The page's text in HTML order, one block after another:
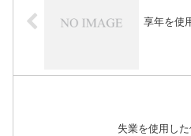
享年を使
失業を使用し